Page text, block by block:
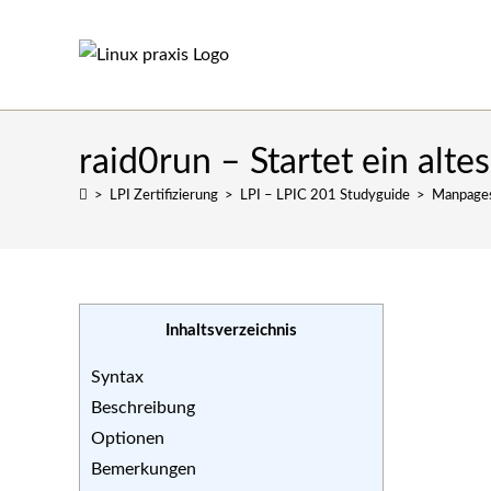
raid0run – Startet ein
> LPI Zertifizierung > LPI – LPIC 201 Studyguide >
Inhaltsverzeichnis
Syntax
Beschreibung
Optionen
Bemerkungen